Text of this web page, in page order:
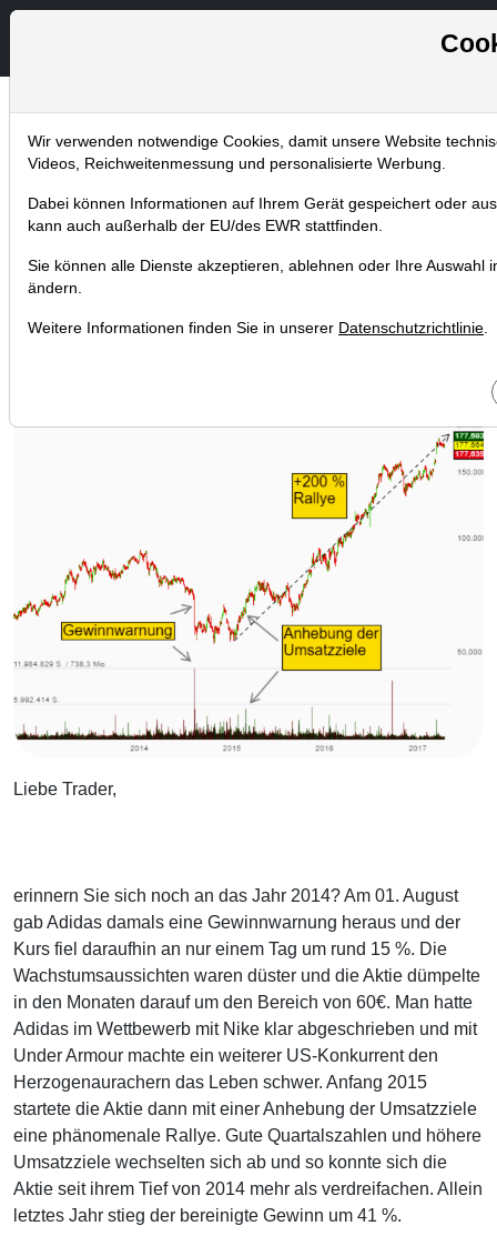
Chartanalysen
Home Blog Chartanalysen
Adidas - Wie der Phönix aus
der Asche
Liebe Trader,
erinnern Sie sich noch an das Jahr 2014? Am 01. August
gab Adidas damals eine Gewinnwarnung heraus und der
Kurs fiel daraufhin an nur einem Tag um rund 15 %. Die
Wachstumsaussichten waren düster und die Aktie dümpelte
in den Monaten darauf um den Bereich von 60€. Man hatte
Adidas im Wettbewerb mit Nike klar abgeschrieben und mit
Under Armour machte ein weiterer US-Konkurrent den
Herzogenaurachern das Leben schwer. Anfang 2015
startete die Aktie dann mit einer Anhebung der Umsatzziele
eine phänomenale Rallye. Gute Quartalszahlen und höhere
Umsatzziele wechselten sich ab und so konnte sich die
Aktie seit ihrem Tief von 2014 mehr als verdreifachen. Allein
letztes Jahr stieg der bereinigte Gewinn um 41 %.
Wir verwenden notwendige Cookies, damit unsere Website
Videos, Reichweitenmessung und personalisierte Werbung.
Dabei können Informationen auf Ihrem Gerät gespeichert oder
kann auch außerhalb der EU/des EWR stattfinden.
Sie können alle Dienste akzeptieren, ablehnen oder Ihre
ändern.
Weitere Informationen finden Sie in unserer Datenschutzrichtlinie.